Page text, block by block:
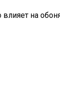
на